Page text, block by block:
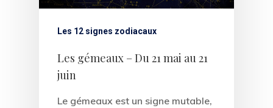
Les 12 signes zodiacaux
Les gémeaux – Du 21 mai au 21
juin
Le gémeaux est un signe mutable,